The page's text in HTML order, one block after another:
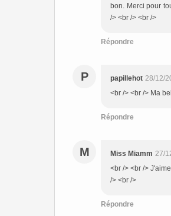
bon. Merci pour
/> <br /> <br />
Répondre
P papillehot 28/12/
<br /> <br /> Ma
Répondre
M Miss Miamm 27/
<br /> <br />
/> <br />
Répondre